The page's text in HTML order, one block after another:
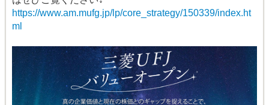
https://www.am.mufg.jp/lp/core_strategy/150339/index.ht
ml